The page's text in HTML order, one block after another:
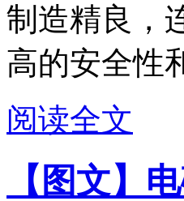
制造精良，
高的安全性
阅读全文
【图文】